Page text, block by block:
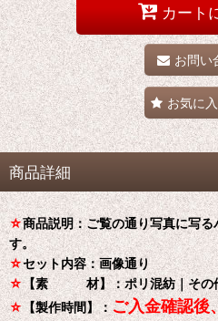
カート
お問い
お気に
商品詳細
☆商品説明：ご覧の通り写真に写
す。
☆セット内容：画像通り
☆【素 材】：ポリ混紡｜そ
☆【製作時間】：ご入金確認後